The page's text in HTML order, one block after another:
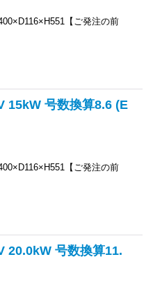
【ご発注の前
15kW 号数換算8.6 (E
【ご発注の前
20.0kW 号数換算11.